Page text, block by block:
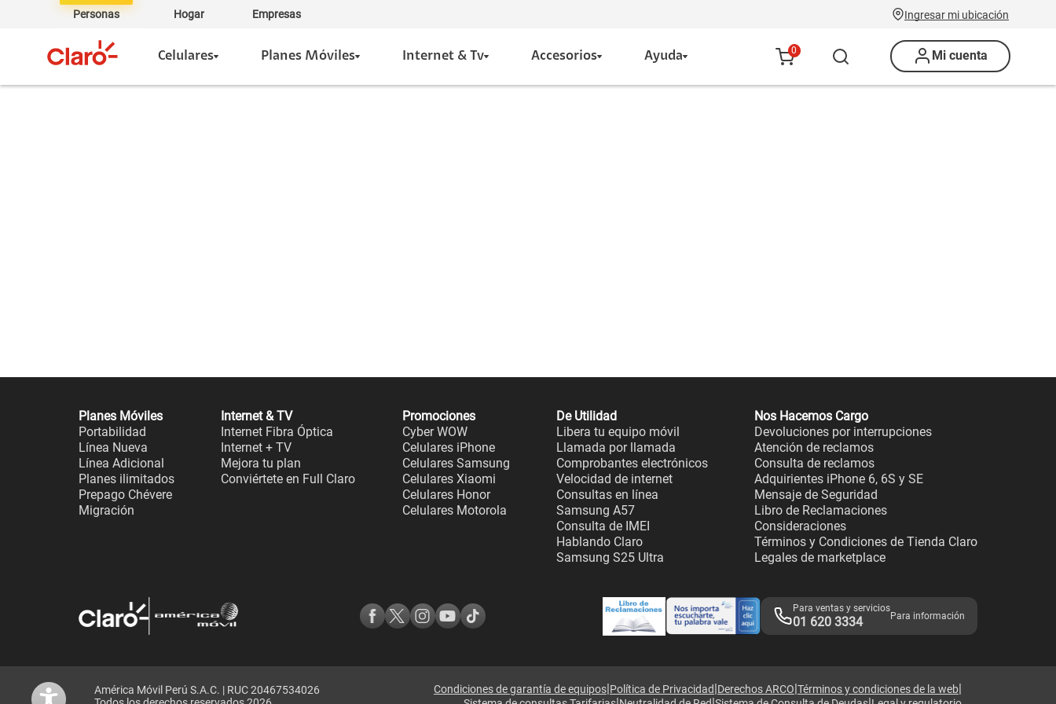
Personas Hogar Empresas Ingresar mi ubicación
Celulares Planes Móviles Internet & Tv Accesorios Ayuda 0 Mi cuenta
Planes Móviles
Portabilidad
Línea Nueva
Línea Adicional
Planes ilimitados
Prepago Chévere
Migración
Internet & TV
Internet Fibra Óptica
Internet + TV
Mejora tu plan
Conviértete en Full Claro
Promociones
Cyber WOW
Celulares iPhone
Celulares Samsung
Celulares Xiaomi
Celulares Honor
Celulares Motorola
De Utilidad
Libera tu equipo móvil
Llamada por llamada
Comprobantes electrónicos
Velocidad de internet
Consultas en línea
Samsung A57
Consulta de IMEI
Hablando Claro
Samsung S25 Ultra
Nos Hacemos Cargo
Devoluciones por interrupciones
Atención de reclamos
Consulta de reclamos
Adquirientes iPhone 6, 6S y SE
Mensaje de Seguridad
Libro de Reclamaciones
Consideraciones
Términos y Condiciones de Tienda Claro
Legales de marketplace
Para ventas y servicios
01 620 3334 Para información
América Móvil Perú S.A.C. | RUC 20467534026
Condiciones de garantía de equipos|Política de Privacidad|Derechos ARCO|Términos y condiciones de la web|